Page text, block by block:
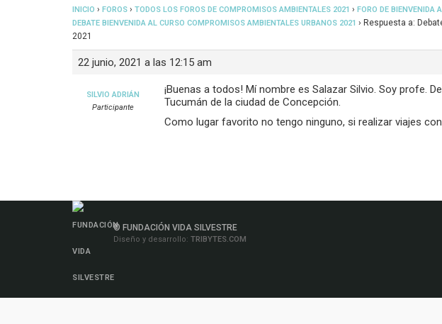
INICIO › FOROS › TODOS LOS FOROS DE COMPROMISOS AMBIENTALES 2021 › FORO DE BIENVENIDA
DEBATE BIENVENIDA AL CURSO COMPROMISOS AMBIENTALES URBANOS 2021 › Respuesta a:
2021
22 junio, 2021 a las 12:15 am
SILVIO ADRIÁN
Participante
¡Buenas a todos! Mí nombre es Salazar Silvio. Soy profe.
Tucumán de la ciudad de Concepción.
Como lugar favorito no tengo ninguno, si realizar viajes
© FUNDACIÓN VIDA SILVESTRE
Diseño y desarrollo: TRIBYTES.COM